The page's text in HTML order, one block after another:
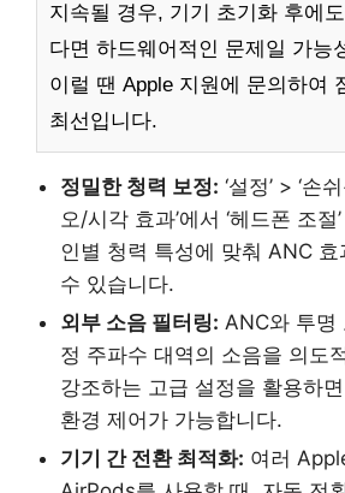
지속될 경우, 기기 초기화 후에
다면 하드웨어적인 문제일 가능
이럴 땐 Apple 지원에 문의하여
최선입니다.
정밀한 청력 보정: ‘설정’ > ‘손
오/시각 효과’에서 ‘헤드폰 조절
인별 청력 특성에 맞춰 ANC
수 있습니다.
외부 소음 필터링: ANC와 투명
정 주파수 대역의 소음을 의도
강조하는 고급 설정을 활용하
환경 제어가 가능합니다.
기기 간 전환 최적화: 여러